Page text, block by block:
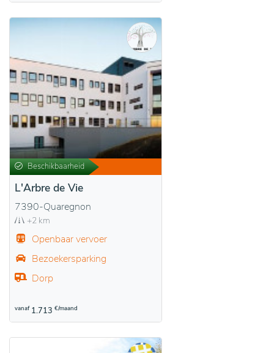
Beschikbaarheid
L'Arbre de Vie
7390-Quaregnon
+2 km
Openbaar vervoer
Bezoekersparking
Dorp
vanaf 1.713 €/maand